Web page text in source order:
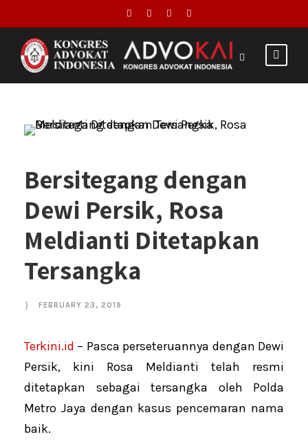
Bersitegang dengan
Dewi Persik, Rosa
Meldianti Ditetapkan
Tersangka
FEBRUARY 23, 2019
Terkini.id – Pasca perseteruannya dengan Dewi
Persik, kini Rosa Meldianti telah resmi
ditetapkan sebagai tersangka oleh Polda
Metro Jaya dengan kasus pencemaran nama
baik.